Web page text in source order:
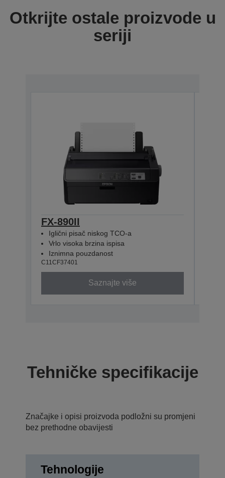
Otkrijte ostale proizvode u
seriji
FX-890II
Iglični pisač niskog TCO-a
Vrlo visoka brzina ispisa
Iznimna pouzdanost
C11CF37401
Saznajte više
Tehničke specifikacije
Značajke i opisi proizvoda podložni su promjeni
bez prethodne obavijesti
Tehnologije